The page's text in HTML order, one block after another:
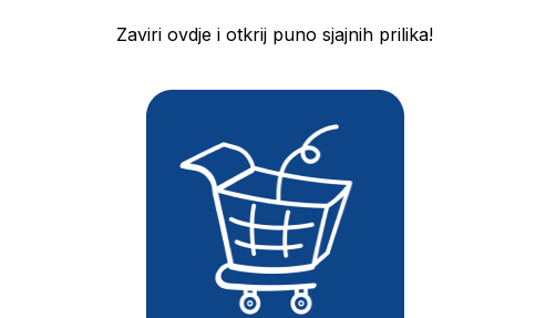
Zaviri ovdje i otkrij puno sjajnih prilika!